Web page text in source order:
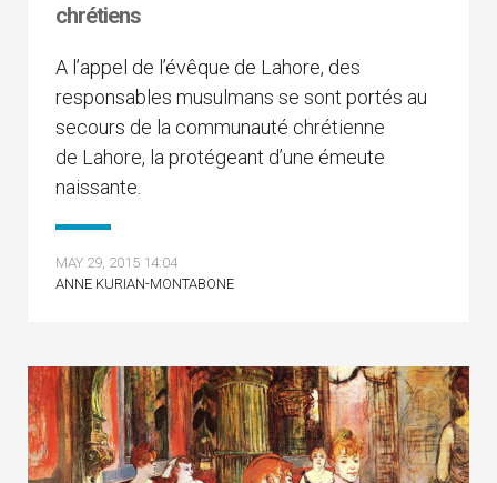
chrétiens
A l’appel de l’évêque de Lahore, des
responsables musulmans se sont portés au
secours de la communauté chrétienne
de Lahore, la protégeant d’une émeute
naissante.
MAY 29, 2015 14:04
ANNE KURIAN-MONTABONE